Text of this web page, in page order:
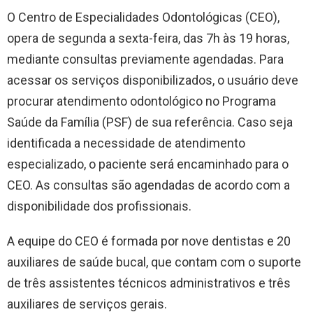
O Centro de Especialidades Odontológicas (CEO),
opera de segunda a sexta-feira, das 7h às 19 horas,
mediante consultas previamente agendadas. Para
acessar os serviços disponibilizados, o usuário deve
procurar atendimento odontológico no Programa
Saúde da Família (PSF) de sua referência. Caso seja
identificada a necessidade de atendimento
especializado, o paciente será encaminhado para o
CEO. As consultas são agendadas de acordo com a
disponibilidade dos profissionais.
A equipe do CEO é formada por nove dentistas e 20
auxiliares de saúde bucal, que contam com o suporte
de três assistentes técnicos administrativos e três
auxiliares de serviços gerais.